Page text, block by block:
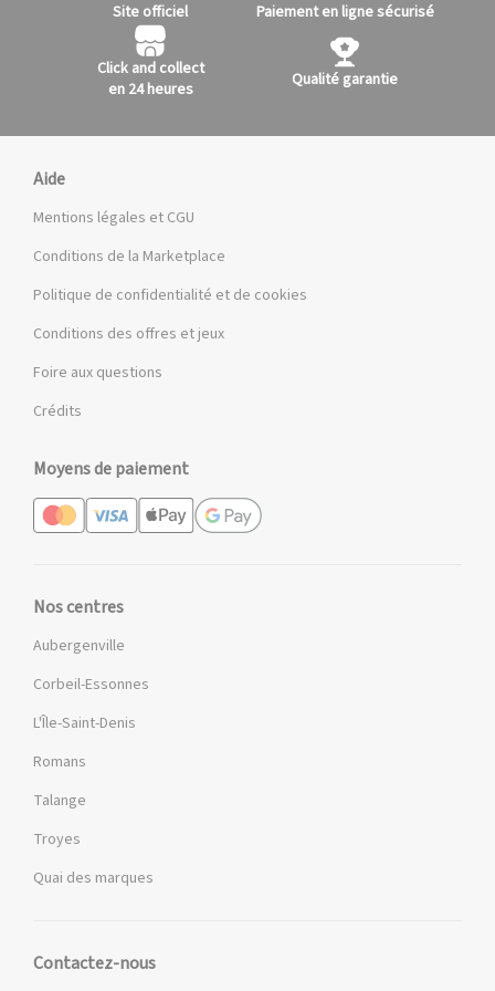
Site officiel Paiement en ligne sécurisé
Click and collect
en 24 heures
Qualité garantie
Aide
Mentions légales et CGU
Conditions de la Marketplace
Politique de confidentialité et de cookies
Conditions des offres et jeux
Foire aux questions
Crédits
Moyens de paiement
Nos centres
Aubergenville
Corbeil-Essonnes
L'Île-Saint-Denis
Romans
Talange
Troyes
Quai des marques
Contactez-nous